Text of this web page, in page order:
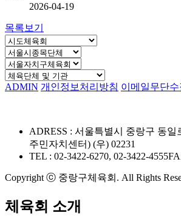
2026-04-19
목록보기
ADMIN 개인정보처리방침 이메일무단
ADRESS : 서울특별시 중랑구 동일
주민자치센터) (우) 02231
TEL : 02-3422-6270, 02-3422-4555
Copyright ⓒ 중랑구체육회. All Rights
체육회 소개